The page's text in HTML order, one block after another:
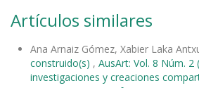
Artículos similares
Ana Arnaiz Gómez, Xabier Laka
construido(s) , AusArt: Vol. 8 Núm. 2
investigaciones y creaciones